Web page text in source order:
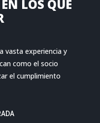
LOS QUE
vasta experiencia y
como el socio
el cumplimiento